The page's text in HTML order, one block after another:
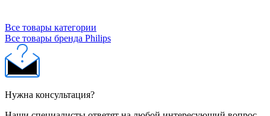
Все товары категории
Все товары бренда Philips
Нужна консультация?